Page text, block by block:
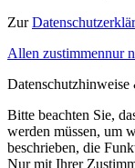
Zur
Allen zustimmennur
Bitte beachten Sie,
werden müssen, um
beschrieben, die
Nur mit Ihrer